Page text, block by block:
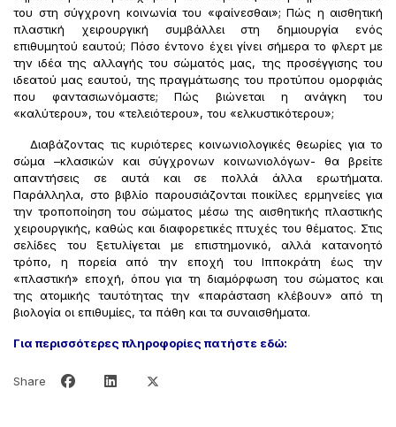
του στη σύγχρονη κοινωνία του «φαίνεσθαι»; Πώς η αισθητική
πλαστική χειρουργική συμβάλλει στη δημιουργία ενός
επιθυμητού εαυτού; Πόσο έντονο έχει γίνει σήμερα το φλερτ με
την ιδέα της αλλαγής του σώματός μας, της προσέγγισης του
ιδεατού μας εαυτού, της πραγμάτωσης του προτύπου ομορφιάς
που φαντασιωνόμαστε; Πώς βιώνεται η ανάγκη του
«καλύτερου», του «τελειότερου», του «ελκυστικότερου»;
Διαβάζοντας τις κυριότερες κοινωνιολογικές θεωρίες για το
σώμα –κλασικών και σύγχρονων κοινωνιολόγων- θα βρείτε
απαντήσεις σε αυτά και σε πολλά άλλα ερωτήματα.
Παράλληλα, στο βιβλίο παρουσιάζονται ποικίλες ερμηνείες για
την τροποποίηση του σώματος μέσω της αισθητικής πλαστικής
χειρουργικής, καθώς και διαφορετικές πτυχές του θέματος. Στις
σελίδες του ξετυλίγεται με επιστημονικό, αλλά κατανοητό
τρόπο, η πορεία από την εποχή του Ιπποκράτη έως την
«πλαστική» εποχή, όπου για τη διαμόρφωση του σώματος και
της ατομικής ταυτότητας την «παράσταση κλέβουν» από τη
βιολογία οι επιθυμίες, τα πάθη και τα συναισθήματα.
Για περισσότερες πληροφορίες πατήστε εδώ:
Share